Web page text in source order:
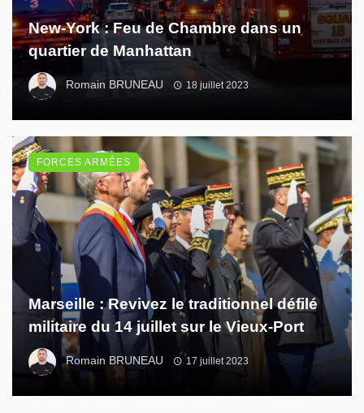
New-York : Feu de Chambre dans un
quartier de Manhattan
Romain BRUNEAU 18 juillet 2023
Marseille : Revivez le traditionnel défilé
militaire du 14 juillet sur le Vieux-Port
Romain BRUNEAU 17 juillet 2023
FORCES ARMÉES